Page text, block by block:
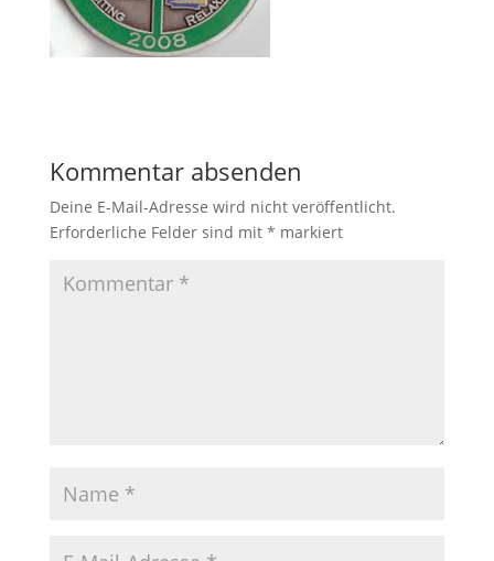
Kommentar absenden
Deine E-Mail-Adresse wird nicht veröffentlicht.
Erforderliche Felder sind mit * markiert